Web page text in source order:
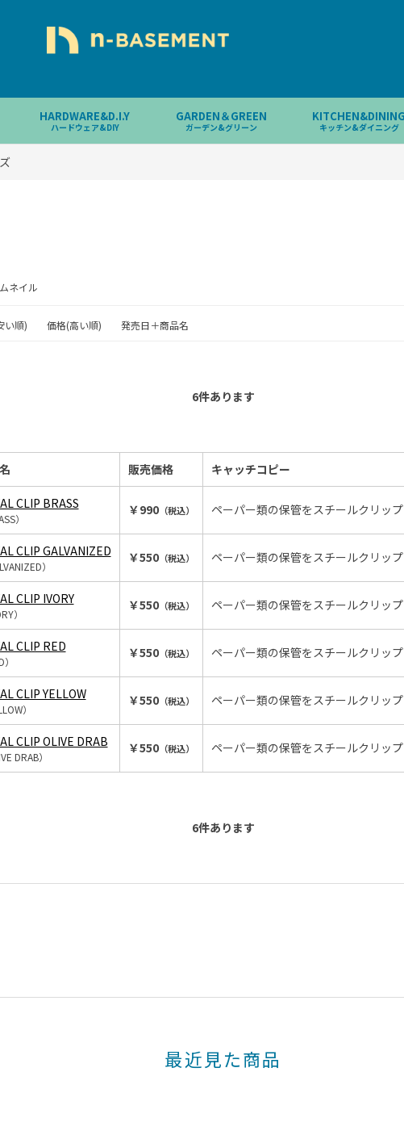
HARDWARE&D.I.Y
ハードウェア&DIY
GARDEN＆GREEN
ガーデン&グリーン キッチン&ダイニング
ネイル
い順) 価格(高い順) 発売日＋商品名
6件あります
販売価格 キャッチコピー
CLIP BRASS
）
￥990（税込） ペーパー類の保管をスチールクリッ
CLIP GALVANIZED
）
￥550（税込） ペーパー類の保管をスチールクリッ
CLIP IVORY
）
￥550（税込） ペーパー類の保管をスチールクリッ
CLIP RED ￥550（税込） ペーパー類の保管をスチールクリッ
CLIP YELLOW
）
￥550（税込） ペーパー類の保管をスチールクリッ
CLIP OLIVE DRAB
DRAB）
￥550（税込） ペーパー類の保管をスチールクリッ
6件あります
最近見た商品